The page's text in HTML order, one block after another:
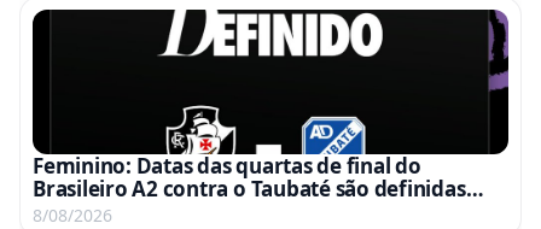
Feminino: Datas das quartas de final do
Brasileiro A2 contra o Taubaté são definidas
para 15 e 22 de agosto
8/08/2026